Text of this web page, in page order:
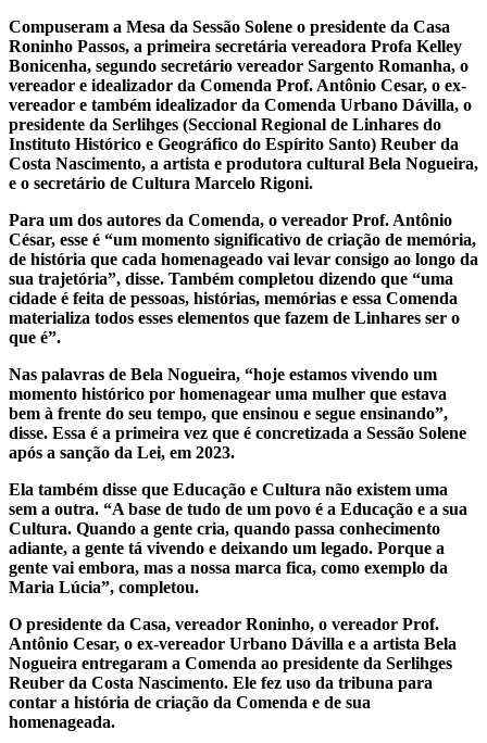
Compuseram a Mesa da Sessão Solene o presidente da Casa
Roninho Passos, a primeira secretária vereadora Profa Kelley
Bonicenha, segundo secretário vereador Sargento Romanha, o
vereador e idealizador da Comenda Prof. Antônio Cesar, o ex-
vereador e também idealizador da Comenda Urbano Dávilla, o
presidente da Serlihges (Seccional Regional de Linhares do
Instituto Histórico e Geográfico do Espírito Santo) Reuber da
Costa Nascimento, a artista e produtora cultural Bela Nogueira,
e o secretário de Cultura Marcelo Rigoni.
Para um dos autores da Comenda, o vereador Prof. Antônio
César, esse é “um momento significativo de criação de memória,
de história que cada homenageado vai levar consigo ao longo da
sua trajetória”, disse. Também completou dizendo que “uma
cidade é feita de pessoas, histórias, memórias e essa Comenda
materializa todos esses elementos que fazem de Linhares ser o
que é”.
Nas palavras de Bela Nogueira, “hoje estamos vivendo um
momento histórico por homenagear uma mulher que estava
bem à frente do seu tempo, que ensinou e segue ensinando”,
disse. Essa é a primeira vez que é concretizada a Sessão Solene
após a sanção da Lei, em 2023.
Ela também disse que Educação e Cultura não existem uma
sem a outra. “A base de tudo de um povo é a Educação e a sua
Cultura. Quando a gente cria, quando passa conhecimento
adiante, a gente tá vivendo e deixando um legado. Porque a
gente vai embora, mas a nossa marca fica, como exemplo da
Maria Lúcia”, completou.
O presidente da Casa, vereador Roninho, o vereador Prof.
Antônio Cesar, o ex-vereador Urbano Dávilla e a artista Bela
Nogueira entregaram a Comenda ao presidente da Serlihges
Reuber da Costa Nascimento. Ele fez uso da tribuna para
contar a história de criação da Comenda e de sua
homenageada.